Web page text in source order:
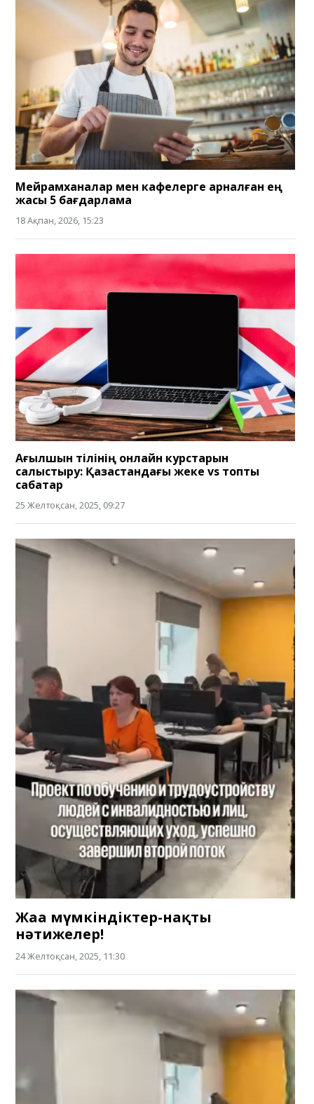
Мейрамханалар мен кафелерге арналған ең
жақсы 5 бағдарлама
18 Ақпан, 2026, 15:23
Ағылшын тілінің онлайн курстарын
салыстыру: Қазақстандағы жеке vs топтық
сабақтар
25 Желтоқсан, 2025, 09:27
Жаңа мүмкіндіктер-нақты
нәтижелер!
24 Желтоқсан, 2025, 11:30